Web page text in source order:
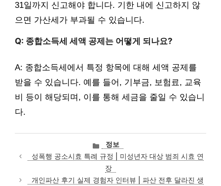
31일까지 신고해야 합니다. 기한 내에 신고하지 않
으면 가산세가 부과될 수 있습니다.
Q: 종합소득세 세액 공제는 어떻게 되나요?
A: 종합소득세에서 특정 항목에 대해 세액 공제를
받을 수 있습니다. 예를 들어, 기부금, 보험료, 교육
비 등이 해당되며, 이를 통해 세금을 줄일 수 있습니
다.
카
테
고
리
정보
성폭행 공소시효 특례 규정 | 미성년자 대상 범죄 시효 연
장
개인파산 후기 실제 경험자 인터뷰 | 파산 전후 달라진 생